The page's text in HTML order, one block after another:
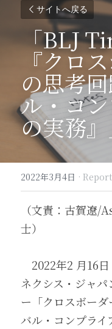
サイトへ戻る
「BLJ
『クロ
の思考
ル・コ
の実務
2022年3月4日 ·
（文責：古賀遼/
士）
2022年2 月16日
ネクシス・ジャ
ー「クロスボー
バル・コンプライ